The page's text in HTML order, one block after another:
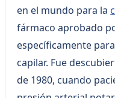
en el mundo para la
fármaco aprobado
específicamente
capilar. Fue
de 1980, cuando